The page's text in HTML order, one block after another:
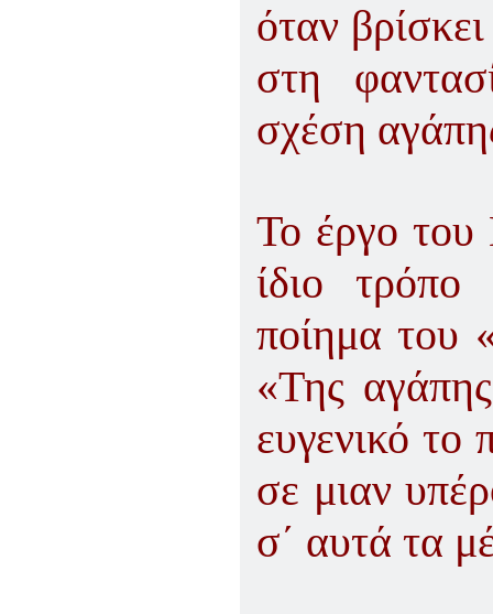
όταν
στη
σχέση
Το έργο του
ίδιο
ποίημα του
«Της
ευγενικό το
σε μιαν
σ΄ αυτά τα